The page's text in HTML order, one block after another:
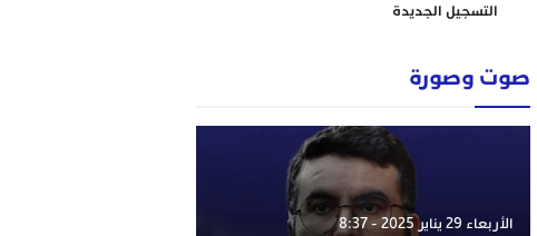
التسجيل الجديدة
صوت وصورة
الأربعاء 29 يناير 2025 - 8:37